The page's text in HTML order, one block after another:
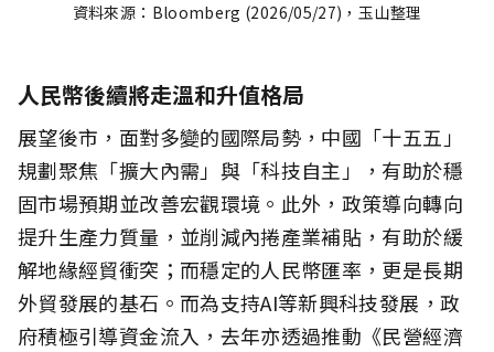
資料來源：Bloomberg (2026/05/27)，玉山整理
人民幣後續將走溫和升值格局
展望後市，面對多變的國際局勢，中國「十五五」
規劃聚焦「擴大內需」與「科技自主」，有助於穩
固市場預期並改善宏觀環境。此外，政策導向轉向
提升生產力質量，並削減內捲產業補貼，有助於緩
解地緣經貿衝突；而穩定的人民幣匯率，更是長期
外貿發展的基石。而為支持AI等新興科技發展，政
府積極引導資金流入，去年亦透過推動《民營經濟